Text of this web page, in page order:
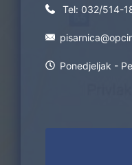
Tel: 032/514-
Ponedjeljak -